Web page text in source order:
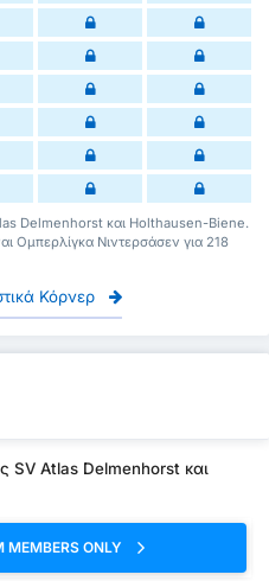
Delmenhorst και Holthausen-Biene.
Ομπερλίγκα Νιντερσάσεν για 218
Κόρνερ
SV Atlas Delmenhorst και
MEMBERS ONLY